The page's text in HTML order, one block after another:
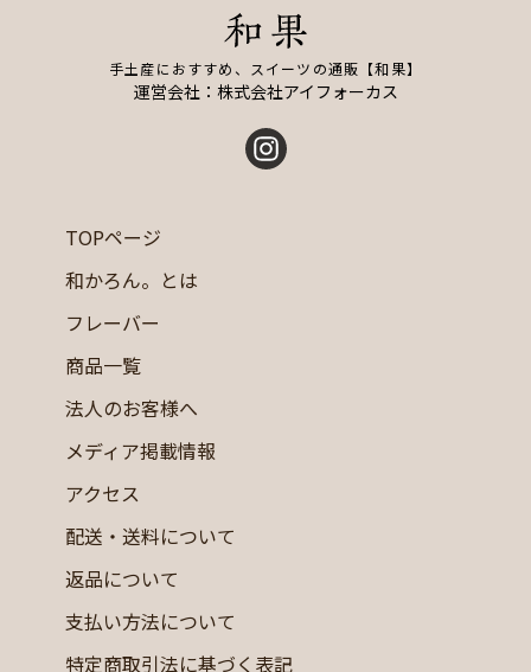
手土産におすすめ、スイーツの通販【和果】
運営会社：株式会社アイフォーカス
TOPページ
和かろん。とは
フレーバー
商品一覧
法人のお客様へ
メディア掲載情報
アクセス
配送・送料について
返品について
支払い方法について
特定商取引法に基づく表記